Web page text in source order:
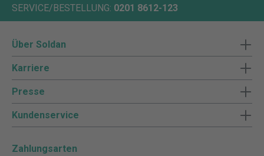
SERVICE/BESTELLUNG: 0201 8612-123
Über Soldan
Karriere
Presse
Kundenservice
Zahlungsarten